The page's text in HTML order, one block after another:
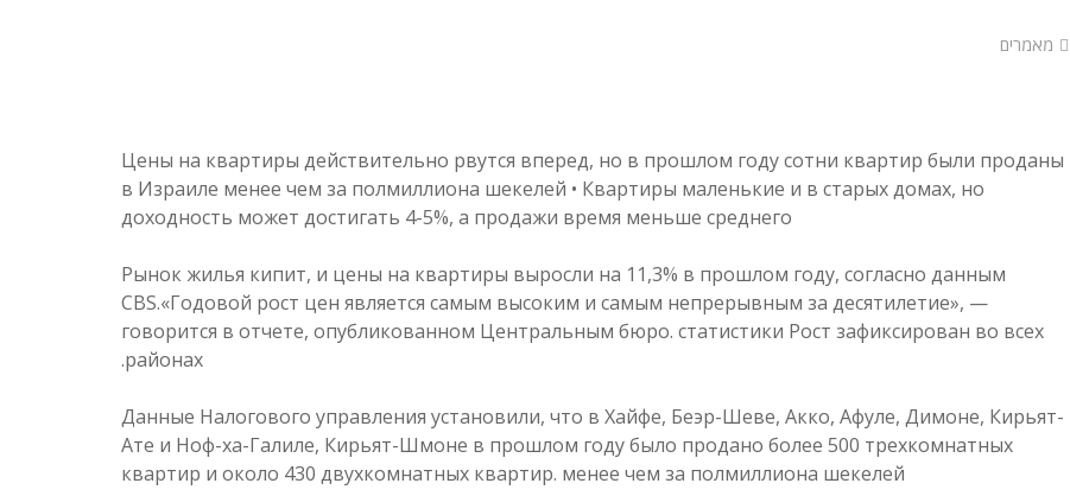
מאמרים
Цены на квартиры действительно рвутся вперед, но в прошлом году сотни квартир были проданы
в Израиле менее чем за полмиллиона шекелей • Квартиры маленькие и в старых домах, но
доходность может достигать 4-5%, а продажи время меньше среднего
Рынок жилья кипит, и цены на квартиры выросли на 11,3% в прошлом году, согласно данным
CBS.«Годовой рост цен является самым высоким и самым непрерывным за десятилетие», —
говорится в отчете, опубликованном Центральным бюро. статистики Рост зафиксирован во всех
районах.
Данные Налогового управления установили, что в Хайфе, Беэр-Шеве, Акко, Афуле, Димоне, Кирьят-
Ате и Ноф-ха-Галиле, Кирьят-Шмоне в прошлом году было продано более 500 трехкомнатных
квартир и около 430 двухкомнатных квартир. менее чем за полмиллиона шекелей